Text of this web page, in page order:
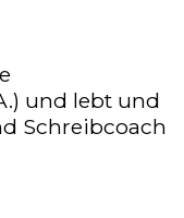
und lebt und
Schreibcoach